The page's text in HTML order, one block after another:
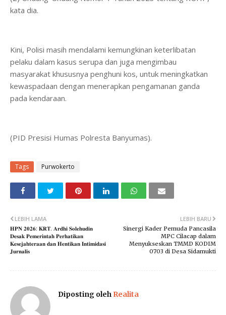
kata dia.
Kini, Polisi masih mendalami kemungkinan keterlibatan
pelaku dalam kasus serupa dan juga mengimbau
masyarakat khususnya penghuni kos, untuk meningkatkan
kewaspadaan dengan menerapkan pengamanan ganda
pada kendaraan.
(PID Presisi Humas Polresta Banyumas).
Tags Purwokerto
LEBIH BARU
Sinergi Kader Pemuda Pancasila
MPC Cilacap dalam
Menyukseskan TMMD KODIM
0703 di Desa Sidamukti
LEBIH LAMA
​𝐇𝐏𝐍 𝟐𝟎𝟐𝟔: 𝐊𝐑𝐓. 𝐀𝐫𝐝𝐡𝐢 𝐒𝐨𝐥𝐞𝐡𝐮𝐝𝐢𝐧
𝐃𝐞𝐬𝐚𝐤 𝐏𝐞𝐦𝐞𝐫𝐢𝐧𝐭𝐚𝐡 𝐏𝐞𝐫𝐡𝐚𝐭𝐢𝐤𝐚𝐧
𝐊𝐞𝐬𝐞𝐣𝐚𝐡𝐭𝐞𝐫𝐚𝐚𝐧 𝐝𝐚𝐧 𝐇𝐞𝐧𝐭𝐢𝐤𝐚𝐧 𝐈𝐧𝐭𝐢𝐦𝐢𝐝𝐚𝐬𝐢
𝐉𝐮𝐫𝐧𝐚𝐥𝐢𝐬
Diposting oleh Realita